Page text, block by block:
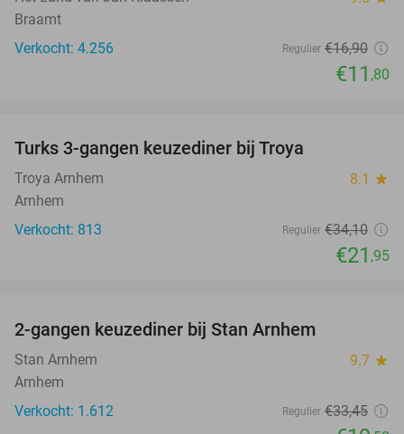
Braamt
Verkocht: 4.256
Regulier €16,90
€11 ,80
Turks 3-gangen keuzediner bij Troya
Troya Arnhem 8.1 star
Arnhem
Verkocht: 813
Regulier €34,10
€21 ,95
2-gangen keuzediner bij Stan Arnhem
Stan Arnhem 9.7 star
Arnhem
Verkocht: 1.612
Regulier €33,45